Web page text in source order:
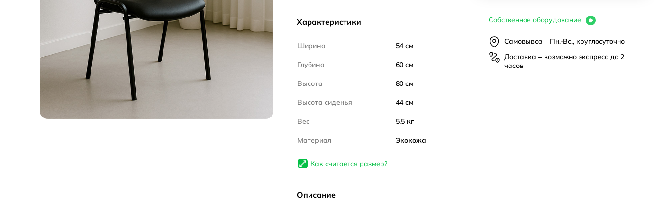
Характеристики
Ширина 54 см
Глубина 60 см
Высота 80 см
Высота сиденья 44 см
Вес 5,5 кг
Материал Экокожа
Как считается размер?
Описание
Собственное оборудование
Самовывоз – Пн.-Вс., круглосуточно
Доставка – возможно экспресс до 2
часов